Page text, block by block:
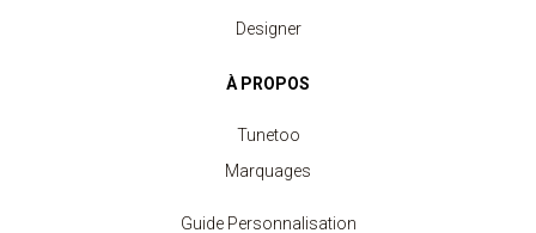
Designer
À PROPOS
Tunetoo
Marquages
Guide Personnalisation